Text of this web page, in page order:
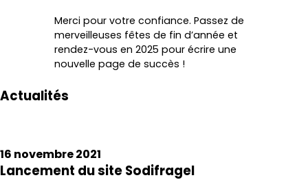
Merci pour votre confiance. Passez de
merveilleuses fêtes de fin d’année et
rendez-vous en 2025 pour écrire une
nouvelle page de succès !
Actualités
Lancement du site Sodifragel
16 novembre 2021